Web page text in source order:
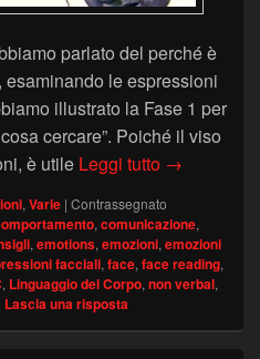
parlato del perché è
le espressioni
illustrato la Fase 1 per
cercare”. Poiché il viso
è utile Leggi tutto Leggere il
→
,Varie | Contrassegnato
,comunicazione,
,emotions,emozioni,emozioni
facciali,face,face reading,
, Linguaggio del Corpo,non verbal,
Lascia una risposta